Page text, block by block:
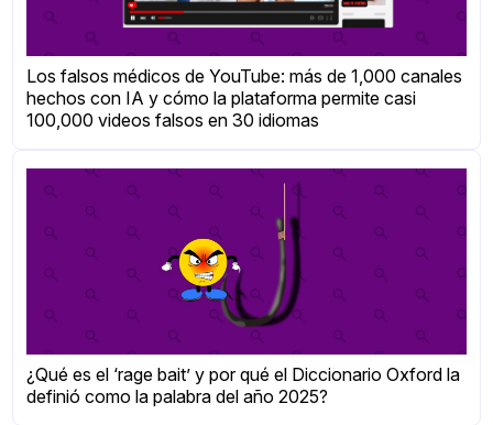
Los falsos médicos de YouTube: más de 1,000 canales
hechos con IA y cómo la plataforma permite casi
100,000 videos falsos en 30 idiomas
¿Qué es el ‘rage bait’ y por qué el Diccionario Oxford la
definió como la palabra del año 2025?